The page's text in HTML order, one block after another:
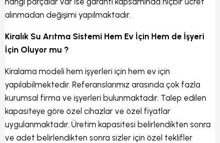
alınmadan değişimi yapılmaktadır.
Kiralık Su Arıtma Sistemi Hem Ev İçin Hem de İşyeri
İçin Oluyor mu ?
Kiralama modeli hem işyerleri için hem ev için
yapılabilmektedir. Referanslarımız arasında çok fazla
kurumsal firma ve işyerleri bulunmaktadır. Talep edilen
kapasiteye göre özel cihazlar ve özel fiyatlar
uygulanmaktadır. Üretim kapasitesi belirlendikten sonra
ve adet belirlendikten sonra sizler için özel teklifler